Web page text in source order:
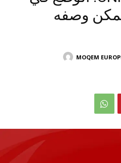
وصفه
MOQEM